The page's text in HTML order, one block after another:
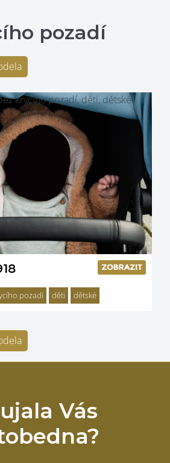
pozadí
pozadí děti dětské
Vás